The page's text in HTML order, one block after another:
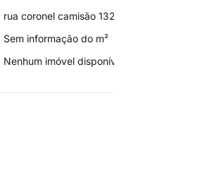
Sem informação do m²
Nenhum imóvel disponível